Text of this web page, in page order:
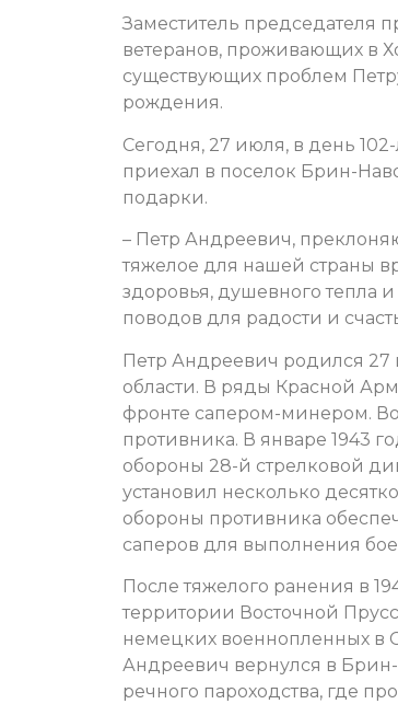
Заместитель председателя
ветеранов, проживающих в
существующих проблем
рождения.
Сегодня, 27 июля, в день
приехал в поселок Брин-
подарки.
– Петр Андреевич,
тяжелое для нашей страны
здоровья, душевного тепла
поводов для радости и
Петр Андреевич родился 27
области. В ряды Красной
фронте сапером-минером.
противника. В январе 1943
обороны 28-й стрелковой
установил несколько
обороны противника
саперов для выполнения
После тяжелого ранения в
территории Восточной
немецких военнопленных в
Андреевич вернулся в
речного пароходства, где